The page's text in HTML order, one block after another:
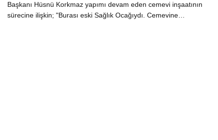
Başkanı Hüsnü Korkmaz yapımı devam eden cemevi inşaatının
sürecine ilişkin; "Burası eski Sağlık Ocağıydı. Cemevine…